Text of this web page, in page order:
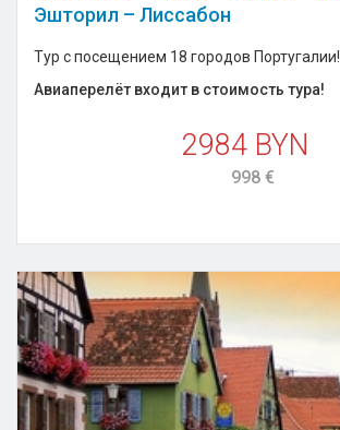
Эшторил – Лиссабон
Тур с посещением 18 городов Португалии!
Авиаперелёт входит в стоимость тура!
2984 BYN
998 €